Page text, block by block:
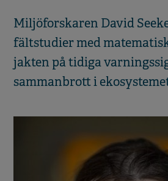
Miljöforskaren David
fältstudier med
jakten på tidiga
sammanbrott i